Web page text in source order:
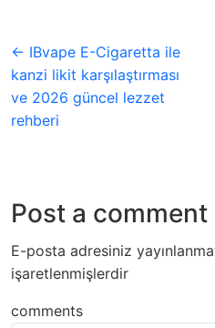
← IBvape E-Cigaretta ile
kanzi likit karşılaştırması
ve 2026 güncel lezzet
rehberi
Post a comment
E-posta adresiniz
işaretlenmişlerdir
comments